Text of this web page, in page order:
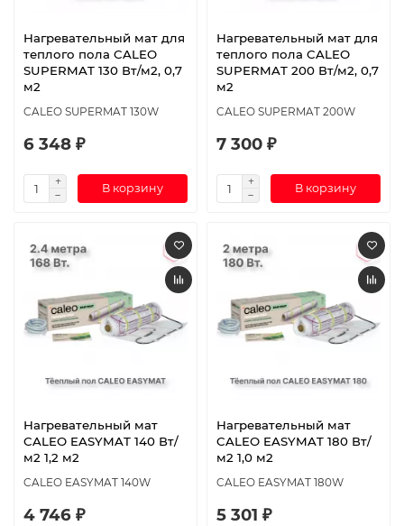
Нагревательный мат для
теплого пола CALEO
SUPERMAT 130 Вт/м2, 0,7
м2
CALEO SUPERMAT 130W
6 348 ₽
В корзину
Нагревательный мат для
теплого пола CALEO
SUPERMAT 200 Вт/м2, 0,7
м2
CALEO SUPERMAT 200W
7 300 ₽
В корзину
Нагревательный мат
CALEO EASYMAT 140 Вт/
м2 1,2 м2
CALEO EASYMAT 140W
4 746 ₽
Нагревательный мат
CALEO EASYMAT 180 Вт/
м2 1,0 м2
CALEO EASYMAT 180W
5 301 ₽